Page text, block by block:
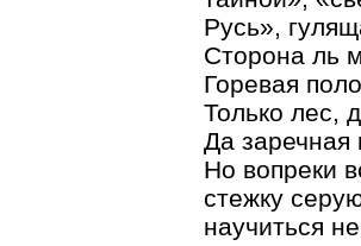
Русь»,
Сторона ль
Горевая
Только лес,
Да заречная
Но вопреки
стежку
научиться